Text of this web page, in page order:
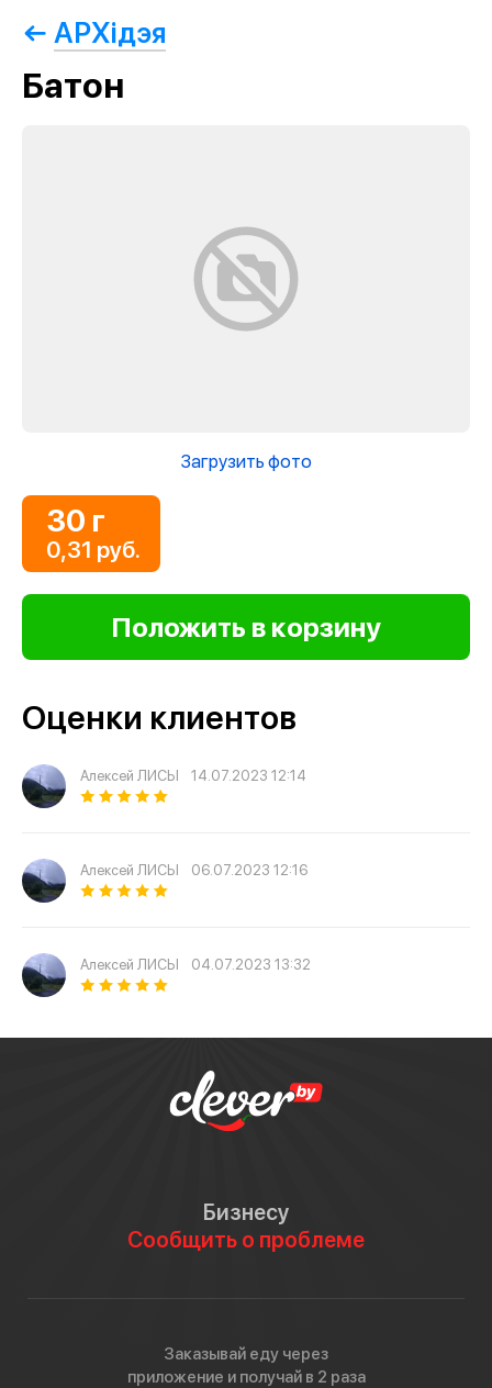
АРХiдэя
Батон
Загрузить фото
30 г
0,31 руб.
Оценки клиентов
Алексей ЛИСЫ 14.07.2023 12:14
Алексей ЛИСЫ 06.07.2023 12:16
Алексей ЛИСЫ 04.07.2023 13:32
Бизнесу
Сообщить о проблеме
Заказывай еду через
приложение и получай в 2 раза